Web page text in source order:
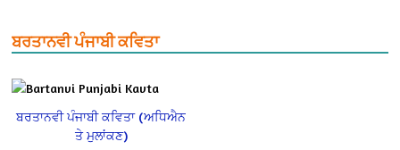
ਬਰਤਾਨਵੀ ਪੰਜਾਬੀ ਕਵਿਤਾ
ਬਰਤਾਨਵੀ ਪੰਜਾਬੀ ਕਵਿਤਾ (ਅਧਿਐਨ
ਤੇ ਮੁਲਾਂਕਣ)